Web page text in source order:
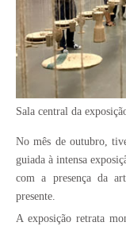
Sala central da
No mês de outubro,
guiada à intensa
com a presença da
presente.
A exposição retrata